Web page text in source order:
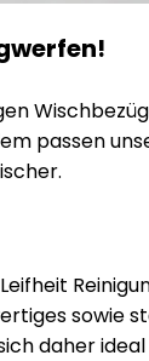
passen
sowie
daher